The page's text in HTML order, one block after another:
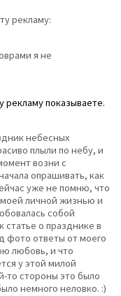
рекламу:
я не
рекламу показываете.
небесных
плыли по небу, и
возни с
опрашивать, как
уже не помню, что
моей личной жизнью и
собой
о празднике в
фото ответы от моего
любовь, и что
у этой милой
то стороны это было
немного неловко. :)